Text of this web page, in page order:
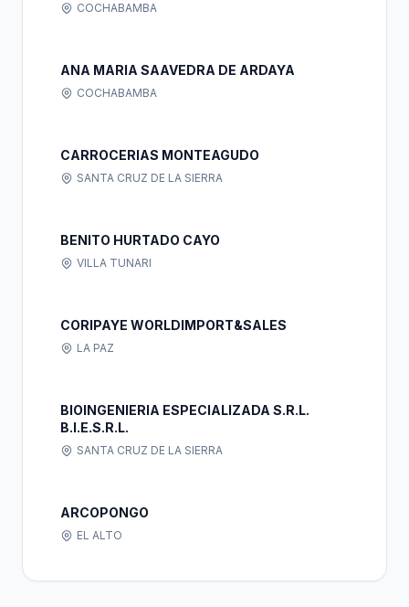
COCHABAMBA
ANA MARIA SAAVEDRA DE ARDAYA
COCHABAMBA
CARROCERIAS MONTEAGUDO
SANTA CRUZ DE LA SIERRA
BENITO HURTADO CAYO
VILLA TUNARI
CORIPAYE WORLDIMPORT&SALES
LA PAZ
BIOINGENIERIA ESPECIALIZADA S.R.L.
B.I.E.S.R.L.
SANTA CRUZ DE LA SIERRA
ARCOPONGO
EL ALTO